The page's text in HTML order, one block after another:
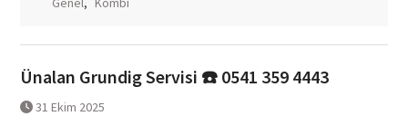
Ünalan Grundig Servisi ☎️ 0541 359 4443
31 Ekim 2025